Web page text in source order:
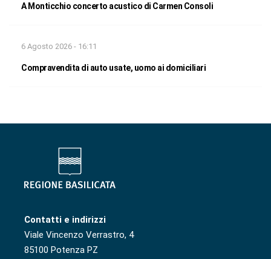
A Monticchio concerto acustico di Carmen Consoli
6 Agosto 2026 - 16:11
Compravendita di auto usate, uomo ai domiciliari
Contatti e indirizzi
Viale Vincenzo Verrastro, 4
85100 Potenza PZ